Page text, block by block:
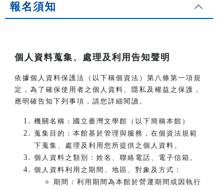
報名須知
個人資料蒐集、處理及利用告知聲明
依據個人資料保護法（以下稱個資法）第八條第一項規
定，為了確保使用者之個人資料、隱私及權益之保護，
應明確告知下列事項，請您詳細閱讀。
機關名稱：國立臺灣文學館（以下簡稱本館）
蒐集目的：本館基於管理與服務，在個資法規範
下蒐集、處理及利用您所提供之個人資料。
個人資料之類別：姓名、聯絡電話、電子信箱。
個人資料利用之期間、地區、對象及方式：
期間：利用期間為本館於營運期間或因執行